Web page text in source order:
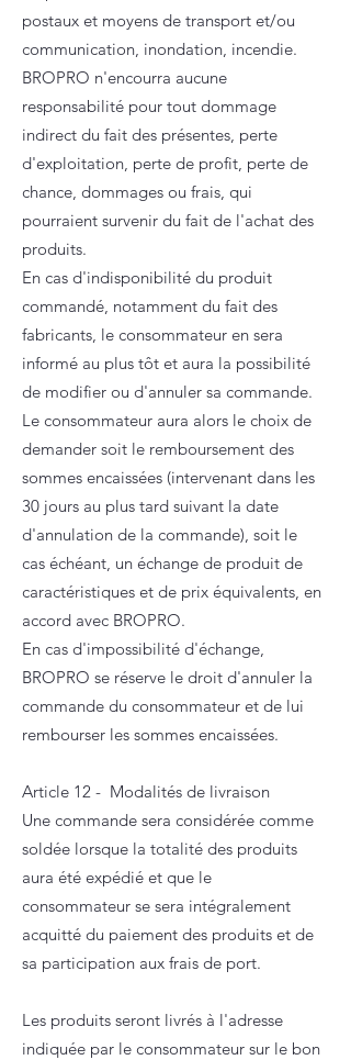
postaux et moyens de transport et/ou
communication, inondation, incendie.
BROPRO n'encourra aucune
responsabilité pour tout dommage
indirect du fait des présentes, perte
d'exploitation, perte de profit, perte de
chance, dommages ou frais, qui
pourraient survenir du fait de l'achat des
produits.
En cas d'indisponibilité du produit
commandé, notamment du fait des
fabricants, le consommateur en sera
informé au plus tôt et aura la possibilité
de modifier ou d'annuler sa commande.
Le consommateur aura alors le choix de
demander soit le remboursement des
sommes encaissées (intervenant dans les
30 jours au plus tard suivant la date
d'annulation de la commande), soit le
cas échéant, un échange de produit de
caractéristiques et de prix équivalents, en
accord avec BROPRO.
En cas d'impossibilité d'échange,
BROPRO se réserve le droit d'annuler la
commande du consommateur et de lui
rembourser les sommes encaissées.
Article 12 - Modalités de livraison
Une commande sera considérée comme
soldée lorsque la totalité des produits
aura été expédié et que le
consommateur se sera intégralement
acquitté du paiement des produits et de
sa participation aux frais de port.
Les produits seront livrés à l'adresse
indiquée par le consommateur sur le bon